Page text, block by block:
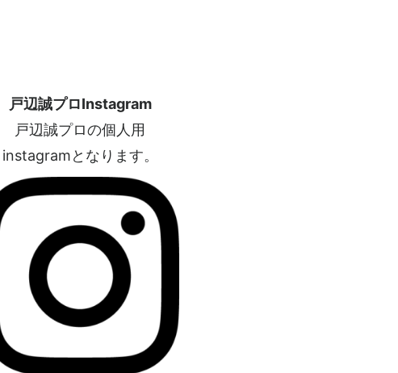
戸辺誠プロInstagram
戸辺誠プロの個人用
instagramとなります。